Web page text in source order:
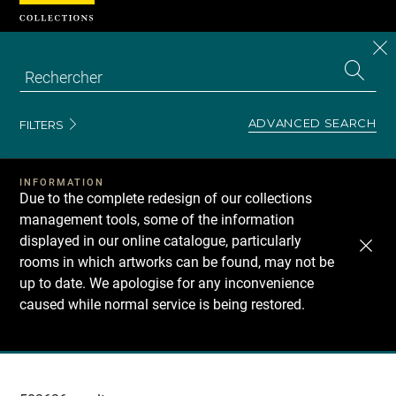
FILTERS ADVANCED SEARCH
INFORMATION
Due to the complete redesign of our collections
management tools, some of the information
displayed in our online catalogue, particularly
rooms in which artworks can be found, may not be
up to date. We apologise for any inconvenience
caused while normal service is being restored.
Recherche
Cookies management panel